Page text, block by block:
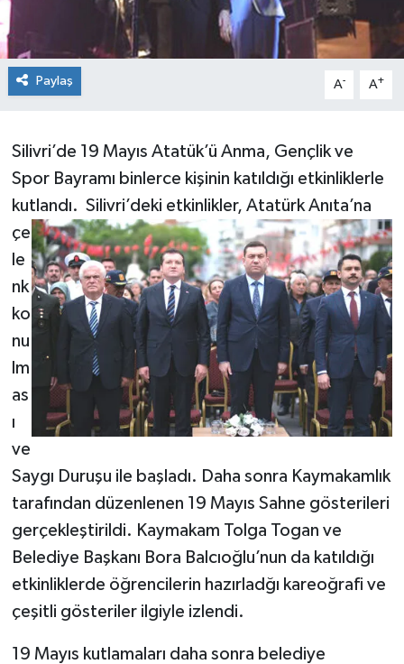
Paylaş A- A+
Silivri’de 19 Mayıs Atatük’ü Anma, Gençlik ve
Spor Bayramı binlerce kişinin katıldığı etkinliklerle
kutlandı. Silivri’deki etkinlikler, Atatürk Anıta’na
çe
le
nk
ko
nu
lm
as
ı
ve
Saygı Duruşu ile başladı. Daha sonra Kaymakamlık
tarafından düzenlenen 19 Mayıs Sahne gösterileri
gerçekleştirildi. Kaymakam Tolga Togan ve
Belediye Başkanı Bora Balcıoğlu’nun da katıldığı
etkinliklerde öğrencilerin hazırladğı kareoğrafi ve
çeşitli gösteriler ilgiyle izlendi.
19 Mayıs kutlamaları daha sonra belediye